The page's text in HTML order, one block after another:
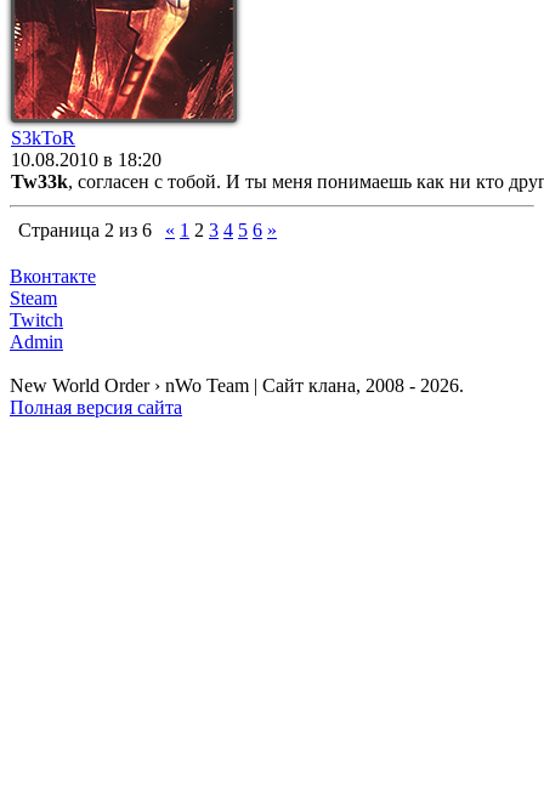
S3kToR
10.08.2010 в 18:20
Tw33k, согласен с тобой. И ты меня понимаешь как ни кто
Страница 2 из 6 « 1 2 3 4 5 6 »
Вконтакте
Steam
Twitch
Admin
New World Order › nWo Team | Сайт клана, 2008 - 2026.
Полная версия сайта